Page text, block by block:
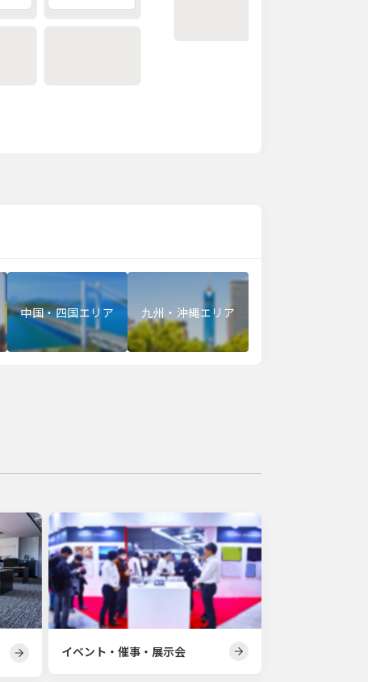
中国・四国エリア 九州・沖縄エリア
イベント・催事・展示会